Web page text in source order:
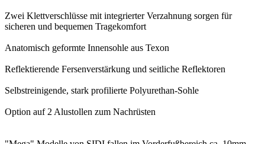
Zwei Klettverschlüsse mit integrierter Verzahnung sorgen für
sicheren und bequemen Tragekomfort
Anatomisch geformte Innensohle aus Texon
Reflektierende Fersenverstärkung und seitliche Reflektoren
Selbstreinigende, stark profilierte Polyurethan-Sohle
Option auf 2 Alustollen zum Nachrüsten